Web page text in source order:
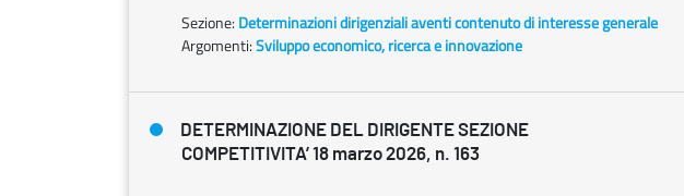
Sezione: Determinazioni dirigenziali aventi contenuto di interesse generale
Argomenti:Sviluppo economico, ricerca e innovazione
DETERMINAZIONE DEL DIRIGENTE SEZIONE
COMPETITIVITA’ 18 marzo 2026, n. 163